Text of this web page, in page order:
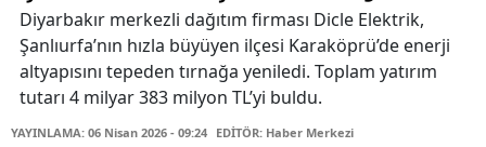
Diyarbakır merkezli dağıtım firması Dicle Elektrik,
Şanlıurfa’nın hızla büyüyen ilçesi Karaköprü’de enerji
altyapısını tepeden tırnağa yeniledi. Toplam yatırım
tutarı 4 milyar 383 milyon TL’yi buldu.
YAYINLAMA: 06 Nisan 2026 - 09:24 EDİTÖR: Haber Merkezi